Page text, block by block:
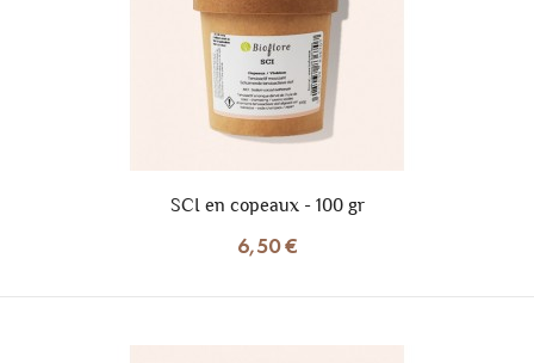
SCI en copeaux - 100 gr
6,50 €